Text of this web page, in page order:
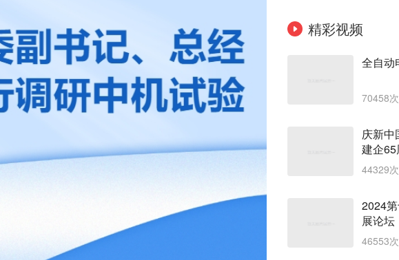
精彩视频
全自动
70458
庆新中
建企
44329
2024
展论坛
46553